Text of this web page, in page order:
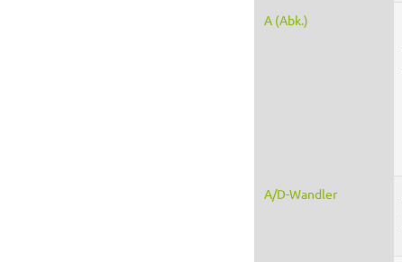
A (Abk.)
A/D-Wandler